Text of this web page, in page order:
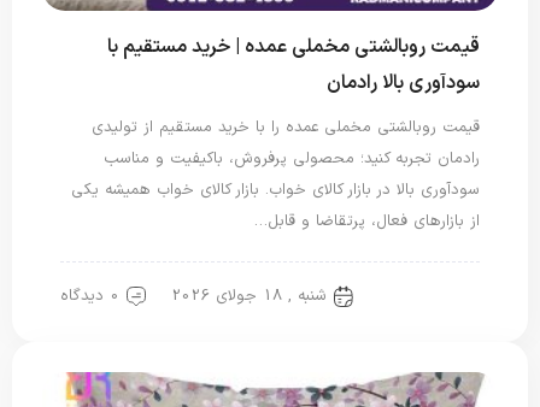
قیمت روبالشتی مخملی عمده | خرید مستقیم با
سودآوری بالا رادمان
قیمت روبالشتی مخملی عمده را با خرید مستقیم از تولیدی
رادمان تجربه کنید؛ محصولی پرفروش، باکیفیت و مناسب
سودآوری بالا در بازار کالای خواب. بازار کالای خواب همیشه یکی
از بازارهای فعال، پرتقاضا و قابل…
شنبه , 18 جولای 2026 0 دیدگاه